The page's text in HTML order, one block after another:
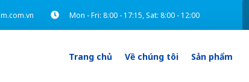
Mon - Fri: 8:00 - 17:15, Sat: 8:00 - 12:00
Trang chủ Về chúng tôi Sản phẩm